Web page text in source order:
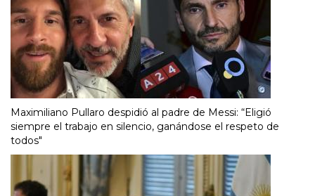
Maximiliano Pullaro despidió al padre de Messi: “Eligió
siempre el trabajo en silencio, ganándose el respeto de
todos"